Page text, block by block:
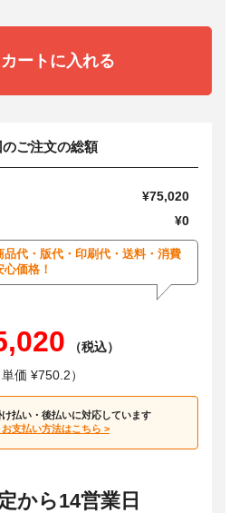
カートに入れる
ご注文の総額
¥75,020
¥0
品代・版代・印刷代・送料・消費
価格！
（税込）
単価 ¥750.2）
払い・後払いに対応しています
支払い方法はこちら >
から14営業日